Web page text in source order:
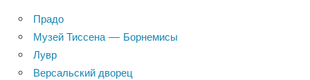
Прадо
Музей Тиссена — Борнемисы
Лувр
Версальский дворец